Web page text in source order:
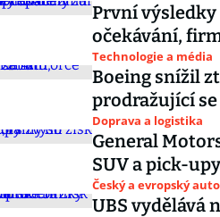
První výsledky
očekávání,
Technologie a média
Boeing snížil
prodražující se
Doprava a logistika
General
SUV a pick-upy
Český a evropský
UBS vydělává